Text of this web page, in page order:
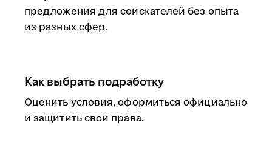
предложения для соискателей без опыта
из разных сфер.
Как выбрать подработку
Оценить условия, оформиться официально
и защитить свои права.